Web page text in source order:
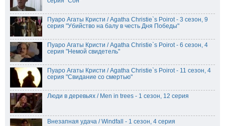
Пуаро Агаты Кристи / Agatha Christie`s Poirot - 3 сезон, 9
серия "Убийство на балу в честь Дня Победы"
Пуаро Агаты Кристи / Agatha Christie`s Poirot - 6 сезон, 4
серия "Немой свидетель"
Пуаро Агаты Кристи / Agatha Christie`s Poirot - 11 сезон, 4
серия "Свидание со смертью"
Люди в деревьях / Men in trees - 1 сезон, 12 серия
Внезапная удача / Windfall - 1 сезон, 4 серия